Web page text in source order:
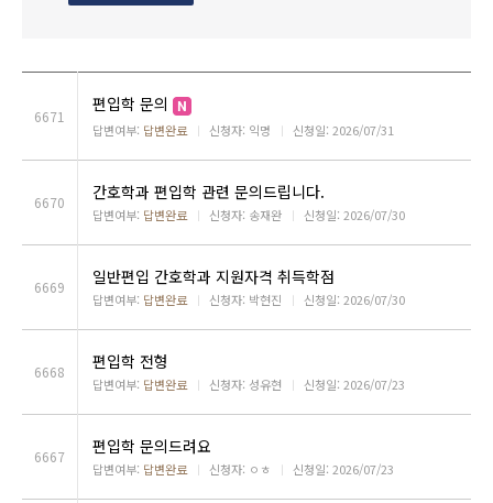
6671
편입학 문의
답변여부: 답변완료 ㅣ 신청자: 익명 ㅣ 신청일: 2026/07/31
6670 간호학과 편입학 관련 문의드립니다.
답변여부: 답변완료 ㅣ 신청자: 송재완 ㅣ 신청일: 2026/07/30
6669 일반편입 간호학과 지원자격 취득학점
답변여부: 답변완료 ㅣ 신청자: 박현진 ㅣ 신청일: 2026/07/30
6668 편입학 전형
답변여부: 답변완료 ㅣ 신청자: 성유현 ㅣ 신청일: 2026/07/23
6667 편입학 문의드려요
답변여부: 답변완료 ㅣ 신청자: ㅇㅎ ㅣ 신청일: 2026/07/23